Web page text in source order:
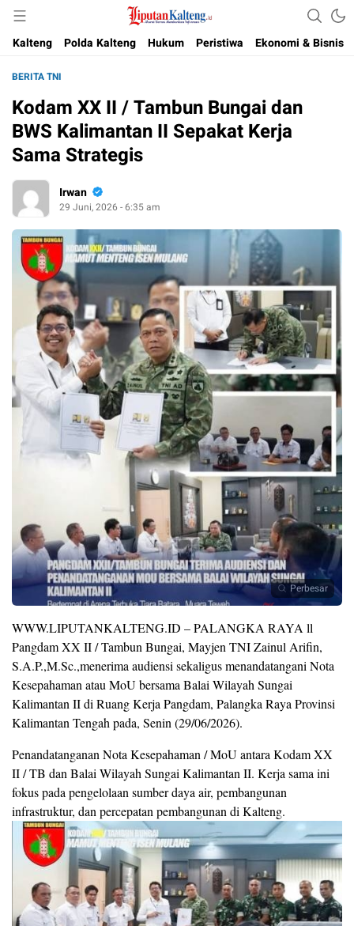
Liputan Kalteng
Akurat, Terpercaya & Independent
Kalteng
Polda Kalteng Hukum Peristiwa Ekonomi & Bisnis
BERITA TNI
Kodam XX II / Tambun Bungai dan
BWS Kalimantan II Sepakat Kerja
Sama Strategis
Irwan
29 Juni, 2026 - 6:35 am
Perbesar
WWW.LIPUTANKALTENG.ID – PALANGKA RAYA ll
Pangdam XX II / Tambun Bungai, Mayjen TNI Zainul Arifin,
S.A.P.,M.Sc.,menerima audiensi sekaligus menandatangani Nota
Kesepahaman atau MoU bersama Balai Wilayah Sungai
Kalimantan II di Ruang Kerja Pangdam, Palangka Raya Provinsi
Kalimantan Tengah pada, Senin (29/06/2026).
Penandatanganan Nota Kesepahaman / MoU antara Kodam XX
II / TB dan Balai Wilayah Sungai Kalimantan II. Kerja sama ini
fokus pada pengelolaan sumber daya air, pembangunan
infrastruktur, dan percepatan pembangunan di Kalteng.